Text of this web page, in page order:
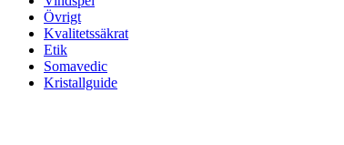
Övrigt
Kvalitetssäkrat
Etik
Somavedic
Kristallguide